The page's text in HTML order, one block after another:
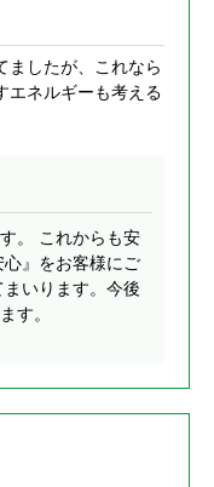
ましたが、これなら
エネルギーも考える
。 これからも安
心』をお客様にご
いります。今後
す。